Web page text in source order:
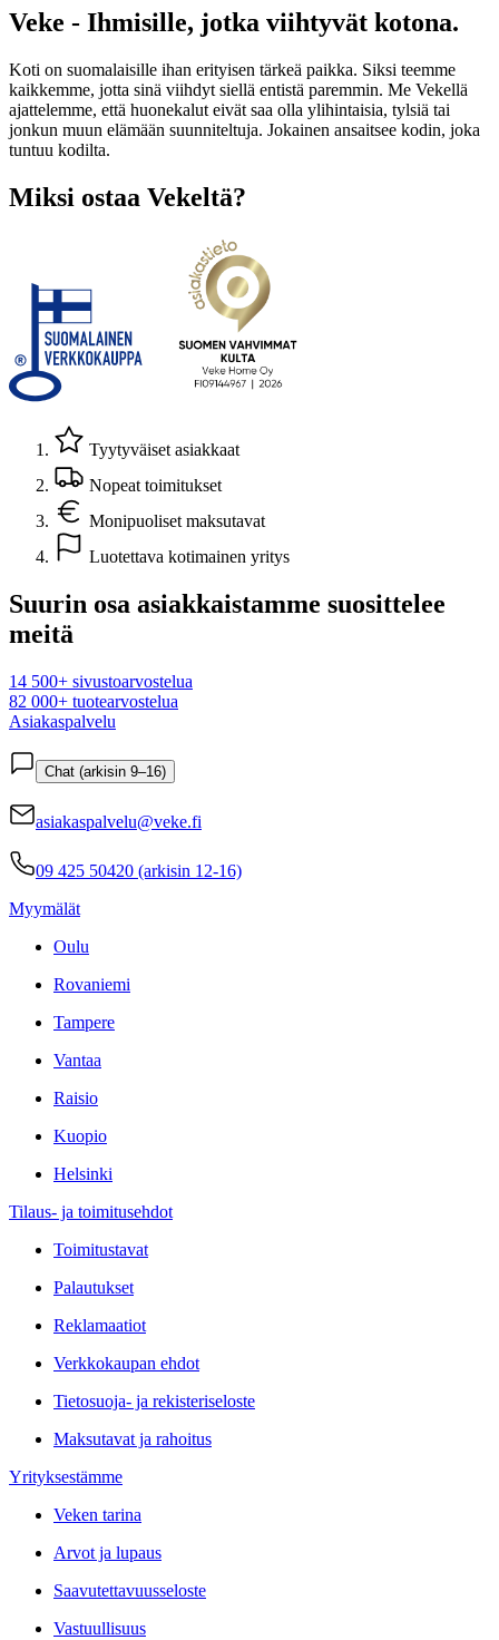
Veke - Ihmisille, jotka viihtyvät kotona.
Koti on suomalaisille ihan erityisen tärkeä paikka. Siksi teemme
kaikkemme, jotta sinä viihdyt siellä entistä paremmin. Me Vekellä
ajattelemme, että huonekalut eivät saa olla ylihintaisia, tylsiä tai
jonkun muun elämään suunniteltuja. Jokainen ansaitsee kodin, joka
tuntuu kodilta.
Miksi ostaa Vekeltä?
Tyytyväiset asiakkaat
Nopeat toimitukset
Monipuoliset maksutavat
Luotettava kotimainen yritys
Suurin osa asiakkaistamme suosittelee
meitä
14 500+ sivustoarvostelua
82 000+ tuotearvostelua
Asiakaspalvelu
Chat (arkisin 9–16)
asiakaspalvelu@veke.fi
09 425 50420 (arkisin 12-16)
Myymälät
Oulu
Rovaniemi
Tampere
Vantaa
Raisio
Kuopio
Helsinki
Tilaus- ja toimitusehdot
Toimitustavat
Palautukset
Reklamaatiot
Verkkokaupan ehdot
Tietosuoja- ja rekisteriseloste
Maksutavat ja rahoitus
Yrityksestämme
Veken tarina
Arvot ja lupaus
Saavutettavuusseloste
Vastuullisuus